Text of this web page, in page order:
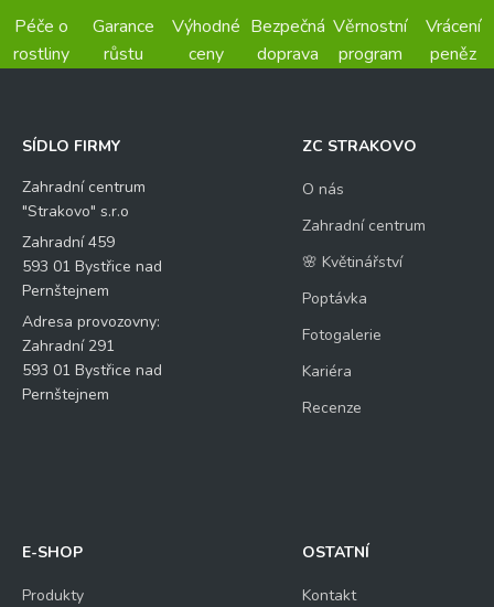
Péče o
rostliny
Garance
růstu
Výhodné
ceny
Bezpečná
doprava
Věrnostní
program
Vrácení
peněz
SÍDLO FIRMY
Zahradní centrum
"Strakovo" s.r.o
Zahradní 459
593 01 Bystřice nad
Pernštejnem
Adresa provozovny:
Zahradní 291
593 01 Bystřice nad
Pernštejnem
ZC STRAKOVO
O nás
Zahradní centrum
🌸 Květinářství
Poptávka
Fotogalerie
Kariéra
Recenze
E-SHOP
Produkty
OSTATNÍ
Kontakt